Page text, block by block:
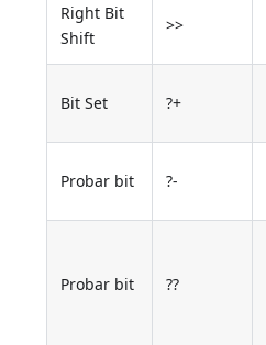
Right Bit
Shift
>>
Bit Set ?+
Probar bit ?-
Probar bit ??